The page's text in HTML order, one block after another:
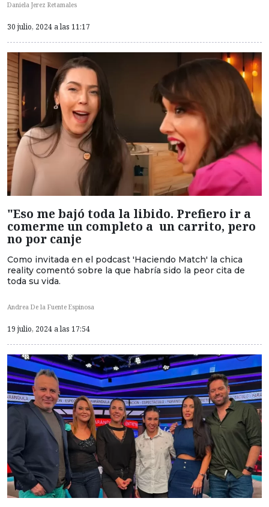
Daniela Jerez Retamales
30 julio, 2024 a las 11:17
"Eso me bajó toda la libido. Prefiero ir a
comerme un completo a un carrito, pero
no por canje
Como invitada en el podcast 'Haciendo Match' la chica
reality comentó sobre la que habría sido la peor cita de
toda su vida.
Andrea De la Fuente Espinosa
19 julio, 2024 a las 17:54